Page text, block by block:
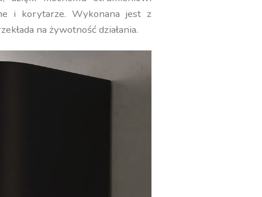
i korytarze. Wykonana jest z
na żywotność działania.